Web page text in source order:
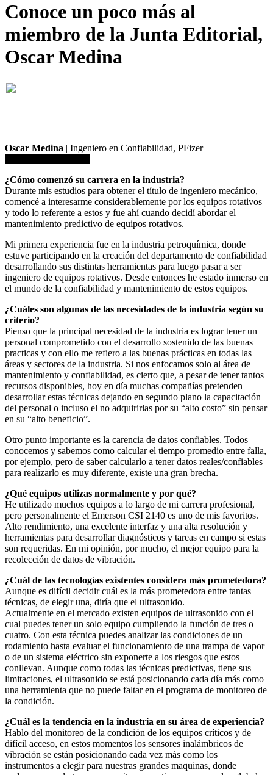
Conoce un poco más al
miembro de la Junta Editorial,
Oscar Medina
Oscar Medina | Ingeniero en Confiabilidad, PFizer
¿Cómo comenzó su carrera en la industria?
Durante mis estudios para obtener el título de ingeniero mecánico,
comencé a interesarme considerablemente por los equipos rotativos
y todo lo referente a estos y fue ahí cuando decidí abordar el
mantenimiento predictivo de equipos rotativos.
Mi primera experiencia fue en la industria petroquímica, donde
estuve participando en la creación del departamento de confiabilidad
desarrollando sus distintas herramientas para luego pasar a ser
ingeniero de equipos rotativos. Desde entonces he estado inmerso en
el mundo de la confiabilidad y mantenimiento de estos equipos.
¿Cuáles son algunas de las necesidades de la industria según su
criterio?
Pienso que la principal necesidad de la industria es lograr tener un
personal comprometido con el desarrollo sostenido de las buenas
practicas y con ello me refiero a las buenas prácticas en todas las
áreas y sectores de la industria. Si nos enfocamos solo al área de
mantenimiento y confiabilidad, es cierto que, a pesar de tener tantos
recursos disponibles, hoy en día muchas compañías pretenden
desarrollar estas técnicas dejando en segundo plano la capacitación
del personal o incluso el no adquirirlas por su “alto costo” sin pensar
en su “alto beneficio”.
Otro punto importante es la carencia de datos confiables. Todos
conocemos y sabemos como calcular el tiempo promedio entre falla,
por ejemplo, pero de saber calcularlo a tener datos reales/confiables
para realizarlo es muy diferente, existe una gran brecha.
¿Qué equipos utilizas normalmente y por qué?
He utilizado muchos equipos a lo largo de mi carrera profesional,
pero personalmente el Emerson CSI 2140 es uno de mis favoritos.
Alto rendimiento, una excelente interfaz y una alta resolución y
herramientas para desarrollar diagnósticos y tareas en campo si estas
son requeridas. En mi opinión, por mucho, el mejor equipo para la
recolección de datos de vibración.
¿Cuál de las tecnologías existentes considera más prometedora?
Aunque es difícil decidir cuál es la más prometedora entre tantas
técnicas, de elegir una, diría que el ultrasonido.
Actualmente en el mercado existen equipos de ultrasonido con el
cual puedes tener un solo equipo cumpliendo la función de tres o
cuatro. Con esta técnica puedes analizar las condiciones de un
rodamiento hasta evaluar el funcionamiento de una trampa de vapor
o de un sistema eléctrico sin exponerte a los riesgos que estos
conllevan. Aunque como todas las técnicas predictivas, tiene sus
limitaciones, el ultrasonido se está posicionando cada día más como
una herramienta que no puede faltar en el programa de monitoreo de
la condición.
¿Cuál es la tendencia en la industria en su área de experiencia?
Hablo del monitoreo de la condición de los equipos críticos y de
difícil acceso, en estos momentos los sensores inalámbricos de
vibración se están posicionando cada vez más como los
instrumentos a elegir para nuestras grandes maquinas, donde